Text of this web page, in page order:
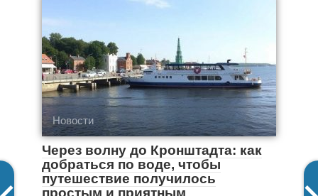
Новости
Через волну до Кронштадта: как
добраться по воде, чтобы
путешествие получилось
простым и приятным